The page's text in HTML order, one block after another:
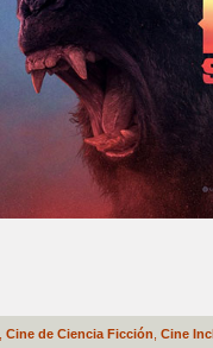
Cine de Ciencia Ficción Cine